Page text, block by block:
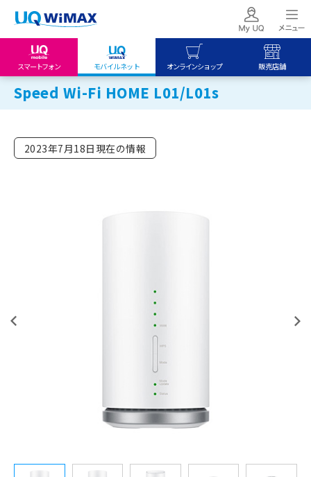
スマートフォン モバイルネット オンラインショップ 販売店舗
my UQ WiMAX
UQ WiMAX ご契約の方
My UQ mobile
UQ mobile ご契約の方
UQ mobile
オンラインショップ
UQ WiMAX
オンラインショップ
UQ mobile
販売店舗
UQ WiMAX
販売店舗
Speed Wi-Fi HOME L01/L01s
2023年7月18日現在の情報